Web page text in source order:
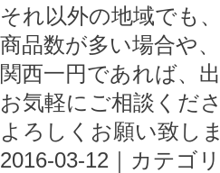
それ以外の地域でも、
商品数が多い場合や
関西一円であれば、
お気軽にご相談くださ
よろしくお願い致しま
2016-03-12｜カテゴ